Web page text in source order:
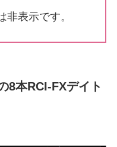
表示です。
8本RCI-FXデイト